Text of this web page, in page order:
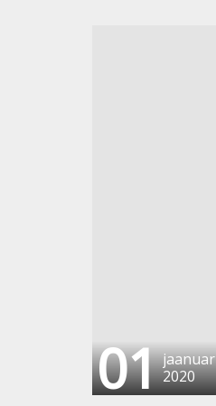
01 jaanuar
2020